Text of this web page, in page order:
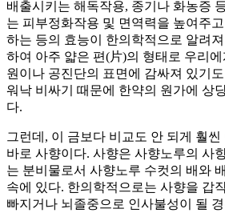
배출시키는 해독작용, 종기나 화농증
는 피부정화작용 및 면역력을 높여주
하는 등의 효능이 한의학적으로 알려
하여 아주 얇은 편(片)의 형태로 우리
원이나 공진단의 표면에 감싸져 있기
워낙 비싸기 때문에 한약의 원가에 상
다.
그런데, 이 금보다 비교도 안 되게 훨
바로 사향이다. 사향은 사향노루의 사
는 분비물로서 사향노루 수컷의 배와
속에 있다. 한의학적으로는 사향을 갑
빠지거나 뇌졸중으로 인사불성이 될